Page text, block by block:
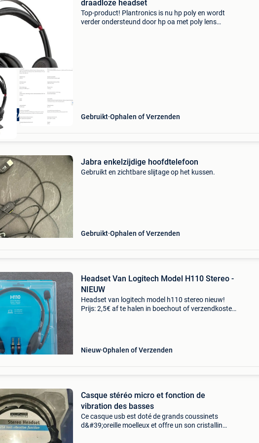
draadloze headset
Top-product! Plantronics is nu hp poly en wordt
verder ondersteund door hp oa met poly lens
Gebruikt Ophalen of Verzenden
Jabra enkelzijdige hoofdtelefoon
Gebruikt en zichtbare slijtage op het kussen.
Gebruikt Ophalen of Verzenden
Headset Van Logitech Model H110 Stereo -
NIEUW
Headset van logitech model h110 stereo nieuw!
Prijs: 2,5€ af te halen in boechout of verzendkosten
Nieuw Ophalen of Verzenden
Casque stéréo micro et fonction de
vibration des basses
Ce casque usb est doté de grands coussinets
d&#39;oreille moelleux et offre un son cristallin